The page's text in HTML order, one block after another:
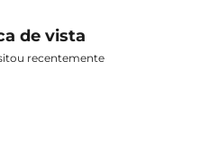
de vista
recentemente